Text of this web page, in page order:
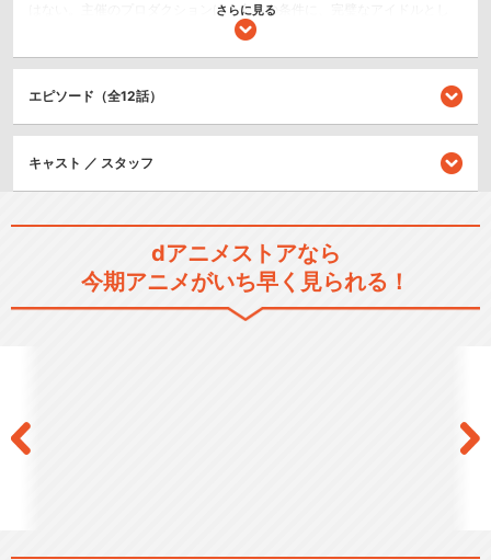
はない。主催のプロダクションは、合格の条件に、完璧なアイドルとし
て「開花」を促すべく人生と引き換えに特殊な「種」を体内に埋め込む
にしようと、必ず『夢』を叶えてみせる――果たして、彼らの覚悟は華
を咲かせるのか。
シリーズ／関連のアニメ作品
華Doll* THE STAGE -Anoth…
さらに見る
エピソード（全12話）
キャスト ／ スタッフ
dアニメストアなら
今期アニメがいち早く見られる！